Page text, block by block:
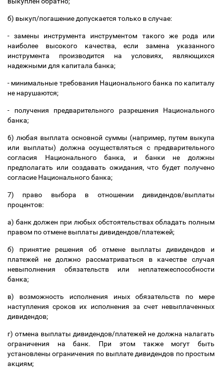
б) выкуп/погашение допускается только в случае:
- замены инструмента инструментом такого же рода или
наиболее высокого качества, если замена указанного
инструмента производится на условиях, являющихся
надежными для капитала банка;
- минимальные требования Национального банка по капиталу
не нарушаются;
- получения предварительного разрешения Национального
банка;
6) любая выплата основной суммы (например, путем выкупа
или выплаты) должна осуществляться с предварительного
согласия
Национального банка, и банки не должны
предполагать или создавать ожидания, что будет получено
согласие Национального банка;
7) право выбора в отношении дивидендов/выплаты
процентов:
a) банк должен при любых обстоятельствах обладать полным
правом по отмене выплаты дивидендов/платежей;
б) принятие решения об отмене выплаты дивидендов и
платежей не должно рассматриваться в качестве случая
невыполнения обязательств или неплатежеспособности
банка;
в) возможность исполнения иных обязательств по мере
наступления сроков их исполнения за счет невыплаченных
дивидендов;
г) отмена выплаты дивидендов/платежей не должна налагать
ограничения на банк. При этом также могут быть
установлены ограничения по выплате дивидендов по простым
акциям;